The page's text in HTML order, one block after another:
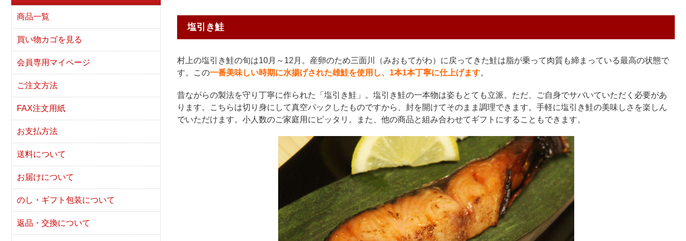
塩引き鮭
村上の塩引き鮭の旬は10月～12月。産卵のため三面川（みおもてがわ）に戻ってきた鮭は脂が乗って肉質も締まっている最高の状態で
す。この一番美味しい時期に水揚げされた雄鮭を使用し、1本1本丁寧に仕上げます。
昔ながらの製法を守り丁寧に作られた「塩引き鮭」。塩引き鮭の一本物は姿もとても立派。ただ、ご自身でサバいていただく必要があ
ります。こちらは切り身にして真空パックしたものですから、封を開けてそのまま調理できます。手軽に塩引き鮭の美味しさを楽しん
でいただけます。小人数のご家庭用にピッタリ。また、他の商品と組み合わせてギフトにすることもできます。
商品一覧
買い物カゴを見る
会員専用マイページ
ご注文方法
FAX注文用紙
お支払方法
送料について
お届けについて
のし・ギフト包装について
返品・交換について